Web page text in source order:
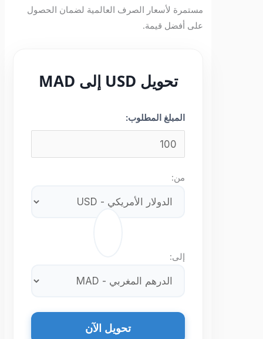
مستمرة لأسعار الصرف العالمية لضمان الحصول
على أفضل قيمة.
تحويل USD إلى MAD
المبلغ المطلوب:
تحويل الآن